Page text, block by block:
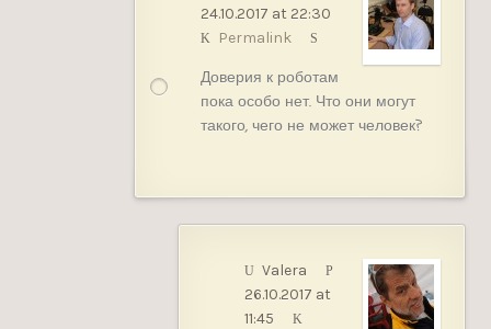
24.10.2017 at 22:30
Permalink
Доверия к роботам
пока особо нет. Что они могут
такого, чего не может человек?
Valera
26.10.2017 at
11:45